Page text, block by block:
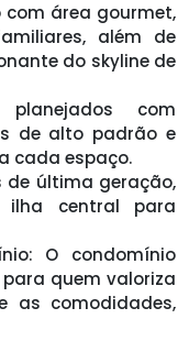
com área gourmet,
além de
do skyline de
planejados com
de alto padrão e
cada espaço.
de última geração,
ilha central para
O condomínio
quem valoriza
as comodidades,